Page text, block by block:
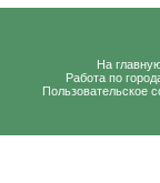
На
Работа по
Пользовательское